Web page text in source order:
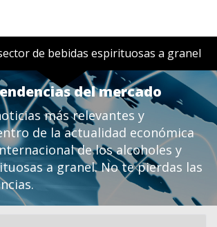
de bebidas espirituosas a granel
del mercado
más relevantes y
de la actualidad económica
de los alcoholes y
a granel. No te pierdas las